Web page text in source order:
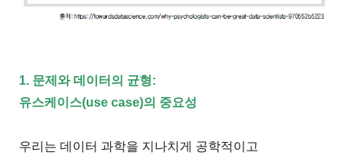
1. 문제와 데이터의 균형:
유스케이스(use case)의 중요성
우리는 데이터 과학을 지나치게 공학적이고